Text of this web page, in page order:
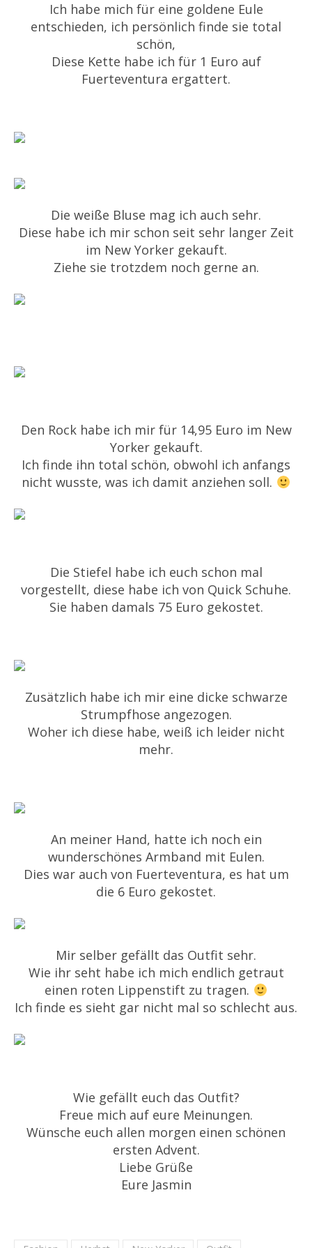
Ich habe mich für eine goldene Eule
entschieden, ich persönlich finde sie total
schön,
Diese Kette habe ich für 1 Euro auf
Fuerteventura ergattert.
Die weiße Bluse mag ich auch sehr.
Diese habe ich mir schon seit sehr langer Zeit
im New Yorker gekauft.
Ziehe sie trotzdem noch gerne an.
Den Rock habe ich mir für 14,95 Euro im New
Yorker gekauft.
Ich finde ihn total schön, obwohl ich anfangs
nicht wusste, was ich damit anziehen soll.
Die Stiefel habe ich euch schon mal
vorgestellt, diese habe ich von Quick Schuhe.
Sie haben damals 75 Euro gekostet.
Zusätzlich habe ich mir eine dicke schwarze
Strumpfhose angezogen.
Woher ich diese habe, weiß ich leider nicht
mehr.
An meiner Hand, hatte ich noch ein
wunderschönes Armband mit Eulen.
Dies war auch von Fuerteventura, es hat um
die 6 Euro gekostet.
Mir selber gefällt das Outfit sehr.
Wie ihr seht habe ich mich endlich getraut
einen roten Lippenstift zu tragen.
Ich finde es sieht gar nicht mal so schlecht aus.
Wie gefällt euch das Outfit?
Freue mich auf eure Meinungen.
Wünsche euch allen morgen einen schönen
ersten Advent.
Liebe Grüße
Eure Jasmin